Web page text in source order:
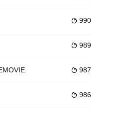
，给
个黑衣人将行动标志“梅花胸针”遗失
 990
 989
 987
 986